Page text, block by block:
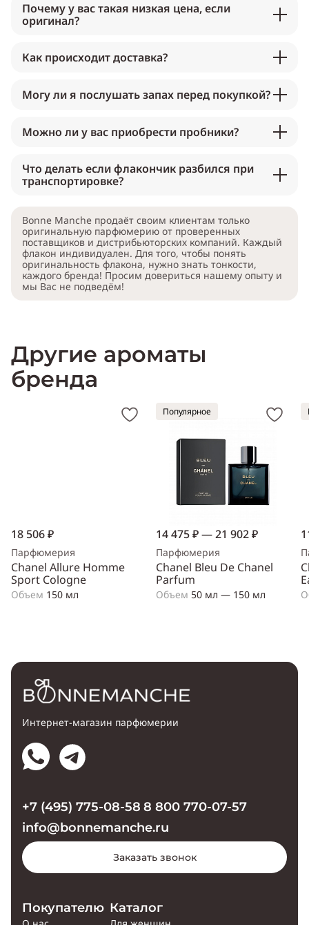
Почему у вас такая низкая цена, если
оригинал?
Как происходит доставка?
Могу ли я послушать запах перед покупкой?
Можно ли у вас приобрести пробники?
Что делать если флакончик разбился при
транспортировке?
Bonne Manche продаёт своим клиентам только
оригинальную парфюмерию от проверенных
поставщиков и дистрибьюторских компаний. Каждый
флакон индивидуален. Для того, чтобы понять
оригинальность флакона, нужно знать тонкости,
каждого бренда! Просим довериться нашему опыту и
мы Вас не подведём!
Другие ароматы
бренда
18 506 ₽
Парфюмерия
Chanel Allure Homme
Sport Cologne
Объем 150 мл
Популярное
14 475 ₽ — 21 902 ₽
Парфюмерия
Chanel Bleu De Chanel
Parfum
Объем 50 мл — 150 мл
Интернет-магазин парфюмерии
Покупателю Каталог
+7 (495) 775-08-58 8 800 770-07-57
info@bonnemanche.ru
Заказать звонок